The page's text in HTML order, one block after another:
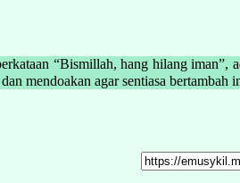
“Bismillah, hang hilang